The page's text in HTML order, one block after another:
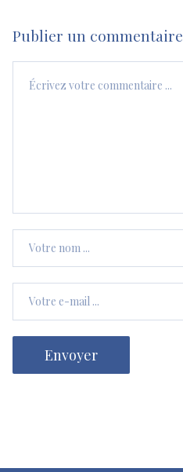
Publier un commentaire